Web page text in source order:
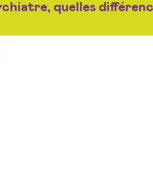
quelles